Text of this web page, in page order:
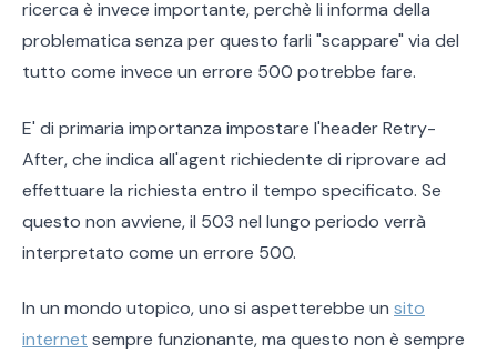
ricerca è invece importante, perchè li informa della
problematica senza per questo farli "scappare" via del
tutto come invece un errore 500 potrebbe fare.
E' di primaria importanza impostare l'header Retry-
After, che indica all'agent richiedente di riprovare ad
effettuare la richiesta entro il tempo specificato. Se
questo non avviene, il 503 nel lungo periodo verrà
interpretato come un errore 500.
In un mondo utopico, uno si aspetterebbe un sito
internet sempre funzionante, ma questo non è sempre